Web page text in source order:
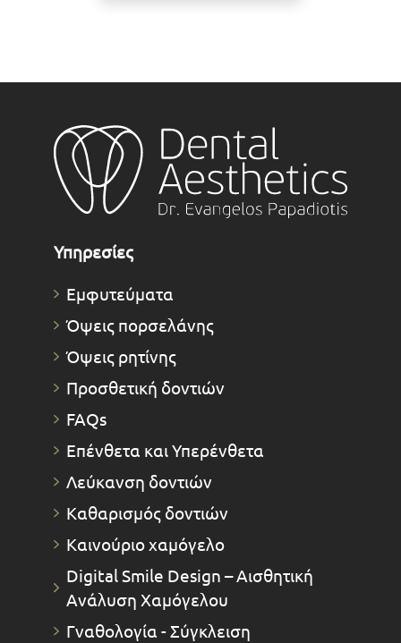
Υπηρεσίες
Εμφυτεύματα
Όψεις πορσελάνης
Όψεις ρητίνης
Προσθετική δοντιών
FAQs
Επένθετα και Υπερένθετα
Λεύκανση δοντιών
Καθαρισμός δοντιών
Καινούριο χαμόγελο
Digital Smile Design – Αισθητική
Ανάλυση Χαμόγελου
Γναθολογία - Σύγκλειση